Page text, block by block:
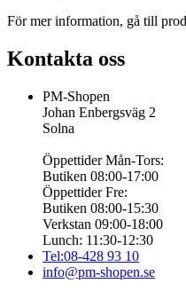
För mer information, gå till
Kontakta oss
PM-Shopen
Johan Enbergsväg 2
Solna
Öppettider Mån-Tors:
Butiken 08:00-17:00
Öppettider Fre:
Butiken 08:00-15:30
Verkstan 09:00-18:00
Lunch: 11:30-12:30
Tel:08-428 93 10
info@pm-shopen.se